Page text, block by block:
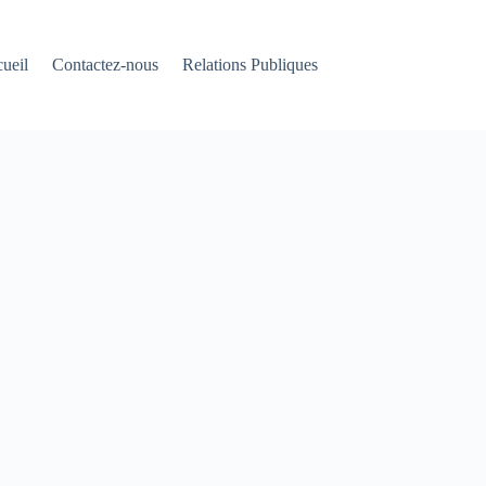
Contactez-nous Relations Publiques